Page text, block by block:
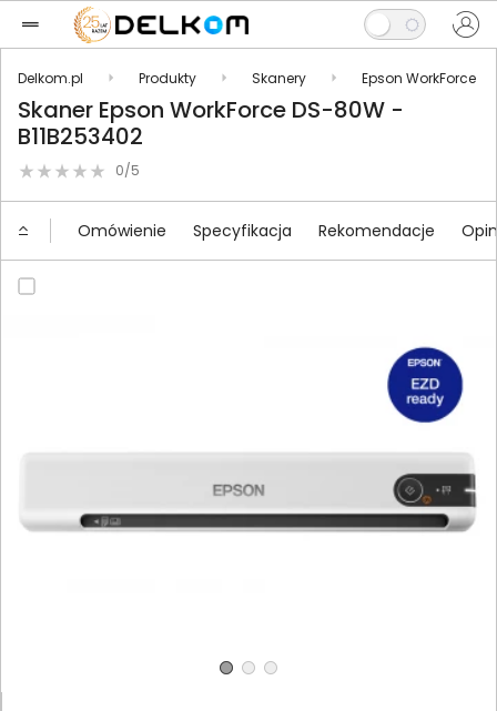
Delkom.pl Produkty Skanery Epson WorkForce
Skaner Epson WorkForce DS-80W -
B11B253402
0/5
Omówienie Specyfikacja Rekomendacje